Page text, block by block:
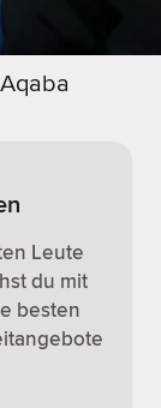
Aqaba
Leute
du mit
besten